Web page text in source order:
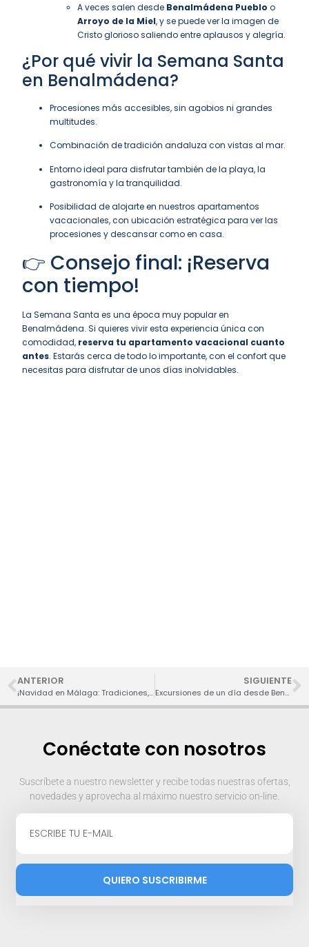
A veces salen desde Benalmádena Pueblo o
Arroyo de la Miel, y se puede ver la imagen de
Cristo glorioso saliendo entre aplausos y alegría.
¿Por qué vivir la Semana Santa
en Benalmádena?
Procesiones más accesibles, sin agobios ni grandes
multitudes.
Combinación de tradición andaluza con vistas al mar.
Entorno ideal para disfrutar también de la playa, la
gastronomía y la tranquilidad.
Posibilidad de alojarte en nuestros apartamentos
vacacionales, con ubicación estratégica para ver las
procesiones y descansar como en casa.
👉 Consejo final: ¡Reserva
con tiempo!
La Semana Santa es una época muy popular en
Benalmádena. Si quieres vivir esta experiencia única con
comodidad, reserva tu apartamento vacacional cuanto
antes. Estarás cerca de todo lo importante, con el confort que
necesitas para disfrutar de unos días inolvidables.
ANTERIOR
¡Navidad en Málaga: Tradiciones, Ocio y Delicias Gastronómicas!
SIGUIENTE
Excursiones de un día desde Benalmádena: pueblos y paraísos cercanos que no te puedes perder
Conéctate con nosotros
Suscríbete a nuestro newsletter y recibe todas nuestras ofertas,
novedades y aprovecha al máximo nuestro servicio on-line.
QUIERO SUSCRIBIRME